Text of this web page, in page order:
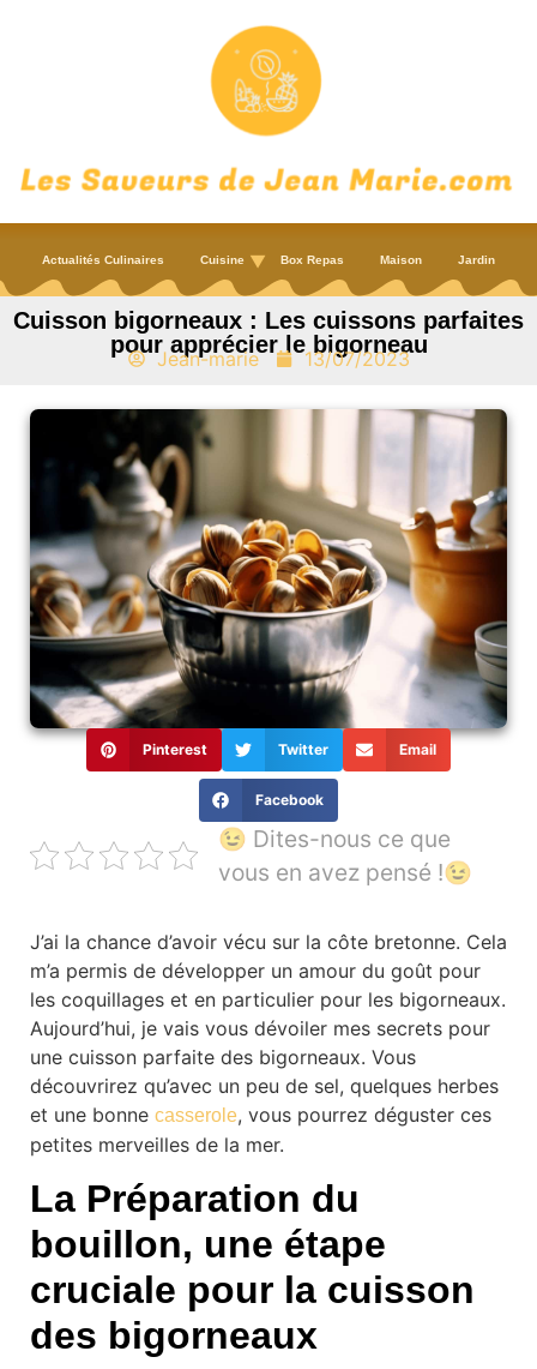
Actualités Culinaires Cuisine Box Repas Maison Jardin
Cuisson bigorneaux : Les cuissons parfaites
pour apprécier le bigorneau
Jean-marie 13/07/2023
Pinterest Twitter Email
Facebook
😉 Dites-nous ce que
vous en avez pensé !😉
J’ai la chance d’avoir vécu sur la côte bretonne. Cela
m’a permis de développer un amour du goût pour
les coquillages et en particulier pour les bigorneaux.
Aujourd’hui, je vais vous dévoiler mes secrets pour
une cuisson parfaite des bigorneaux. Vous
découvrirez qu’avec un peu de sel, quelques herbes
et une bonne casserole, vous pourrez déguster ces
petites merveilles de la mer.
La Préparation du
bouillon, une étape
cruciale pour la cuisson
des bigorneaux